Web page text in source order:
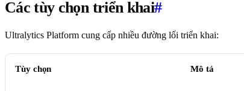
Các tùy chọn triển khai#
Ultralytics Platform cung cấp nhiều đường lối triển khai:
Tùy chọn Mô tả